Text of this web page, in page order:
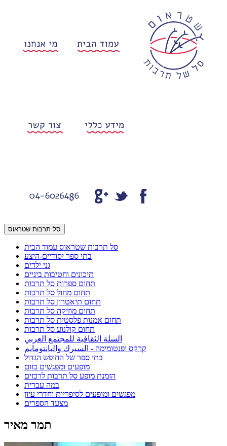
סל תרבות שטראוס
סל תרבות שטראוס עמוד הבית
בתי ספר יסודיים-היצע
גני ילדים
תיכונים וחטיבות ביניים
תחום ספרות סל תרבות
תחום מחול סל תרבות
תחום תיאטרון סל תרבות
תחום מוזיקה סל תרבות
תחום אמנות פלסטית סל תרבות
תחום קולנוע סל תרבות
السلة الثقافية للمجتمع العربي
קרקס ופנטומימה - السيرك والبانتومايم
בתי ספר של החופש הגדול
מופעים ומפגשים בזום
הזמנת מופע סל תרבות לרכזים
במה עברית
מפגשים ומופעים לסיפריות וחדרי עיון
מצעד הספרים
תמר מאיר